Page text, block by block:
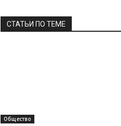
СТАТЬИ ПО ТЕМЕ
Общество